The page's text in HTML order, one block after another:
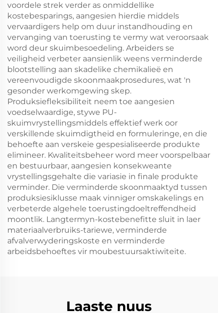
voordele strek verder as onmiddellike
kostebesparings, aangesien hierdie middels
vervaardigers help om duur instandhouding en
vervanging van toerusting te vermy wat veroorsaak
word deur skuimbesoedeling. Arbeiders se
veiligheid verbeter aansienlik weens verminderde
blootstelling aan skadelike chemikalieë en
vereenvoudigde skoonmaakprosedures, wat 'n
gesonder werkomgewing skep.
Produksiefleksibiliteit neem toe aangesien
voedselwaardige, stywe PU-
skuimvrystellingsmiddels effektief werk oor
verskillende skuimdigtheid en formuleringe, en die
behoefte aan verskeie gespesialiseerde produkte
elimineer. Kwaliteitsbeheer word meer voorspelbaar
en bestuurbaar, aangesien konsekweante
vrystellingsgehalte die variasie in finale produkte
verminder. Die verminderde skoonmaaktyd tussen
produksiesiklusse maak vinniger omskakelings en
verbeterde algehele toerustingdoeltreffendheid
moontlik. Langtermyn-kostebenefitte sluit in laer
materiaalverbruiks-tariewe, verminderde
afvalverwyderingskoste en verminderde
arbeidsbehoeftes vir moubestuursaktiwiteite.
Laaste nuus